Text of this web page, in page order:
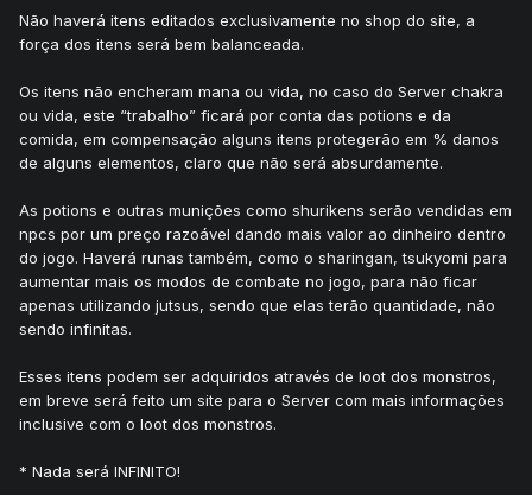
Não haverá itens editados exclusivamente no shop do site, a
força dos itens será bem balanceada.
Os itens não encheram mana ou vida, no caso do Server chakra
ou vida, este “trabalho” ficará por conta das potions e da
comida, em compensação alguns itens protegerão em % danos
de alguns elementos, claro que não será absurdamente.
As potions e outras munições como shurikens serão vendidas em
npcs por um preço razoável dando mais valor ao dinheiro dentro
do jogo. Haverá runas também, como o sharingan, tsukyomi para
aumentar mais os modos de combate no jogo, para não ficar
apenas utilizando jutsus, sendo que elas terão quantidade, não
sendo infinitas.
Esses itens podem ser adquiridos através de loot dos monstros,
em breve será feito um site para o Server com mais informações
inclusive com o loot dos monstros.
* Nada será INFINITO!